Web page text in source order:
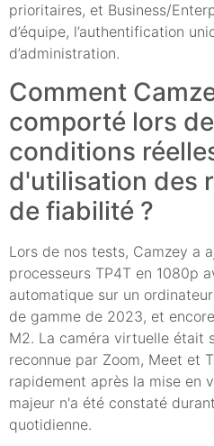
prioritaires, et Business/
d’équipe, l’authentification
d’administration.
Comment
comporté lors
conditions
d'utilisation des
de fiabilité ?
Lors de nos tests, Camzey a
processeurs TP4T en 1080p
automatique sur un
de gamme de 2023, et
M2. La caméra virtuelle était
reconnue par Zoom, Meet et
rapidement après la mise en
majeur n'a été constaté
quotidienne.